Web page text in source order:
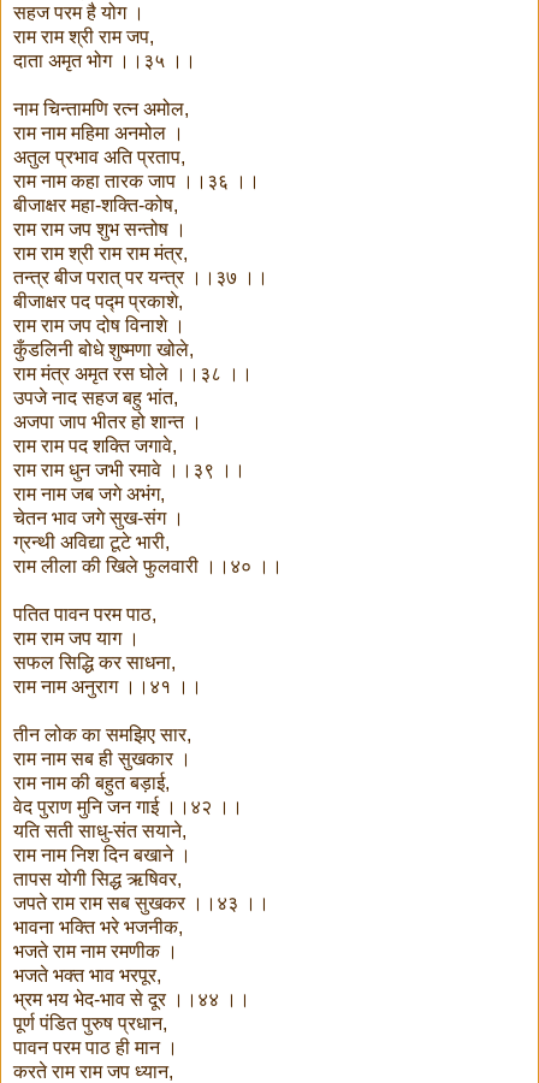
सहज परम है योग ।
राम राम श्री राम जप,
दाता अमृत भोग ।।३५ ।।
नाम चिन्तामणि रत्न अमोल,
राम नाम महिमा अनमोल ।
अतुल प्रभाव अति प्रताप,
राम नाम कहा तारक जाप ।।३६ ।।
बीजाक्षर महा-शक्ति-कोष,
राम राम जप शुभ सन्तोष ।
राम राम श्री राम राम मंत्र,
तन्त्र बीज परात् पर यन्त्र ।।३७ ।।
बीजाक्षर पद पद्म प्रकाशे,
राम राम जप दोष विनाशे ।
कुँडलिनी बोधे शुष्मणा खोले,
राम मंत्र अमृत रस घोले ।।३८ ।।
उपजे नाद सहज बहु भांत,
अजपा जाप भीतर हो शान्त ।
राम राम पद शक्ति जगावे,
राम राम धुन जभी रमावे ।।३९ ।।
राम नाम जब जगे अभंग,
चेतन भाव जगे सुख-संग ।
ग्रन्थी अविद्या टूटे भारी,
राम लीला की खिले फुलवारी ।।४० ।।
पतित पावन परम पाठ,
राम राम जप याग ।
सफल सिद्धि कर साधना,
राम नाम अनुराग ।।४१ ।।
तीन लोक का समझिए सार,
राम नाम सब ही सुखकार ।
राम नाम की बहुत बड़ाई,
वेद पुराण मुनि जन गाई ।।४२ ।।
यति सती साधु-संत सयाने,
राम नाम निश दिन बखाने ।
तापस योगी सिद्ध ऋषिवर,
जपते राम राम सब सुखकर ।।४३ ।।
भावना भक्ति भरे भजनीक,
भजते राम नाम रमणीक ।
भजते भक्त भाव भरपूर,
भ्रम भय भेद-भाव से दूर ।।४४ ।।
पूर्ण पंडित पुरुष प्रधान,
पावन परम पाठ ही मान ।
करते राम राम जप ध्यान,